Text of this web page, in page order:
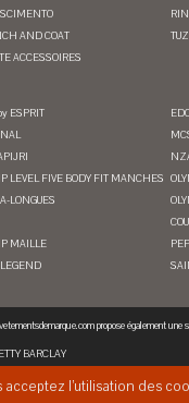
AND COAT
ACCESSOIRES
ESPRIT
LEVEL FIVE BODY FIT MANCHES
LONGUES
MAILLE
propose également une
BARCLAY
l’utilisation des